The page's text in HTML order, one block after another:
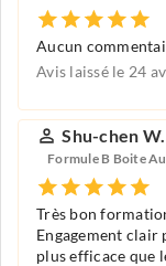
Aucun
Avis laissé le 24
Shu-chen W.
Formule B Boite
Très bon
Engagement clair
plus efficace que